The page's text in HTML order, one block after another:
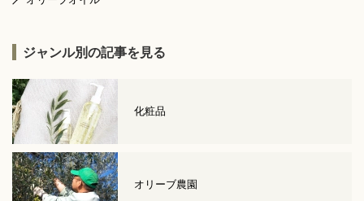
ジャンル別の記事を見る
化粧品
オリーブ農園